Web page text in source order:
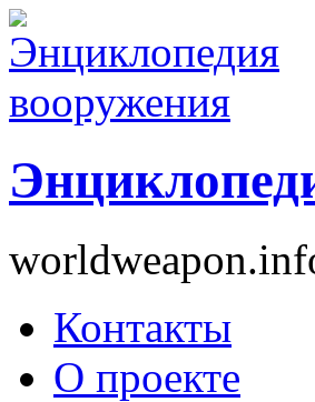
Контакты
О проекте